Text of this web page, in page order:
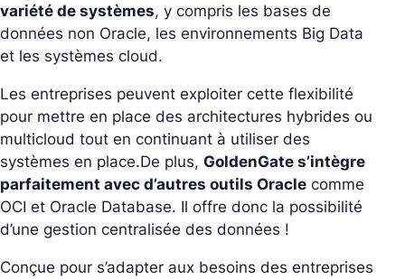
variété de systèmes, y compris les bases de
données non Oracle, les environnements Big Data
et les systèmes cloud.
Les entreprises peuvent exploiter cette flexibilité
pour mettre en place des architectures hybrides ou
multicloud tout en continuant à utiliser des
systèmes en place.De plus, GoldenGate s’intègre
parfaitement avec d’autres outils Oracle comme
OCI et Oracle Database. Il offre donc la possibilité
d’une gestion centralisée des données !
Conçue pour s’adapter aux besoins des entreprises